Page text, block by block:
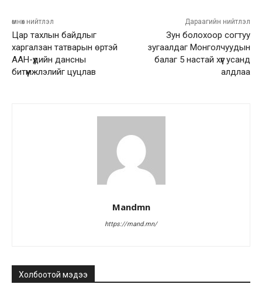
өмнөх нийтлэл
Цар тахлын байдлыг
харгалзан татварын өртэй
ААН-үүдийн дансны
битүүмжлэлийг цуцлав
Дараагийн нийтлэл
Зун болохоор согтуу
зугаалдаг Монголчуудын
балаг 5 настай хүүг усанд
алдлаа
Mandmn
https://mand.mn/
Холбоотой мэдээ